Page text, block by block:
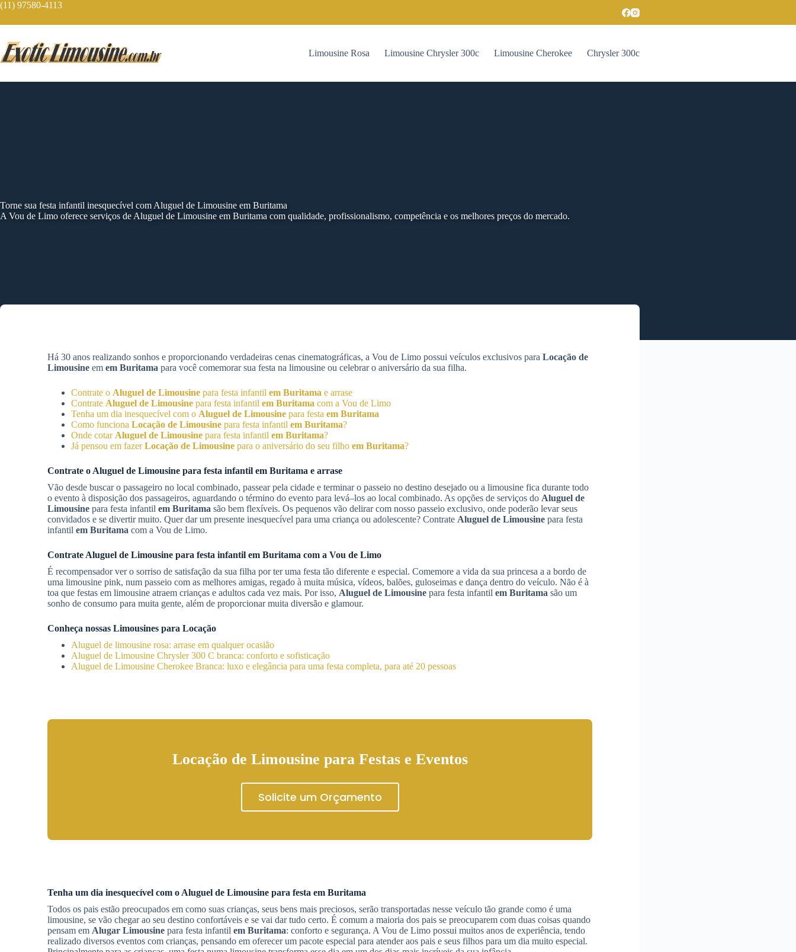
Skip
content
(11) 97580-4113
Limousine Rosa Limousine Chrysler 300c Limousine Cherokee Chrysler 300c
Torne sua festa infantil inesquecível com Aluguel de Limousine em Buritama
A Vou de Limo oferece serviços de Aluguel de Limousine em Buritama com qualidade, profissionalismo, competência e os melhores preços do mercado.
Há 30 anos realizando sonhos e proporcionando verdadeiras cenas cinematográficas, a Vou de Limo possui veículos exclusivos para Locação de
Limousine em em Buritama para você comemorar sua festa na limousine ou celebrar o aniversário da sua filha.
Contrate o Aluguel de Limousine para festa infantil em Buritama e arrase
Contrate Aluguel de Limousine para festa infantil em Buritama com a Vou de Limo
Tenha um dia inesquecível com o Aluguel de Limousine para festa em Buritama
Como funciona Locação de Limousine para festa infantil em Buritama?
Onde cotar Aluguel de Limousine para festa infantil em Buritama?
Já pensou em fazerLocação de Limousine para o aniversário do seu filho em Buritama?
Contrate o Aluguel de Limousine para festa infantil em Buritama e arrase
Vão desde buscar o passageiro no local combinado, passear pela cidade e terminar o passeio no destino desejado ou a limousine fica durante todo
o evento à disposição dos passageiros, aguardando o término do evento para levá–los ao local combinado. As opções de serviços do Aluguel de
Limousine para festa infantil em Buritama são bem flexíveis. Os pequenos vão delirar com nosso passeio exclusivo, onde poderão levar seus
convidados e se divertir muito. Quer dar um presente inesquecível para uma criança ou adolescente? Contrate Aluguel de Limousine para festa
infantil em Buritama com a Vou de Limo.
Contrate Aluguel de Limousine para festa infantil em Buritama com a Vou de Limo
É recompensador ver o sorriso de satisfação da sua filha por ter uma festa tão diferente e especial. Comemore a vida da sua princesa a a bordo de
uma limousine pink, num passeio com as melhores amigas, regado à muita música, vídeos, balões, guloseimas e dança dentro do veículo. Não é à
toa que festas em limousine atraem crianças e adultos cada vez mais. Por isso, Aluguel de Limousine para festa infantil em Buritama são um
sonho de consumo para muita gente, além de proporcionar muita diversão e glamour.
Conheça nossas Limousines para Locação
Aluguel de limousine rosa: arrase em qualquer ocasião
Aluguel de Limousine Chrysler 300 C branca: conforto e sofisticação
Aluguel de Limousine Cherokee Branca: luxo e elegância para uma festa completa, para até 20 pessoas
Locação de Limousine para Festas e Eventos
Solicite um Orçamento
Tenha um dia inesquecível com o Aluguel de Limousine para festa em Buritama
Todos os pais estão preocupados em como suas crianças, seus bens mais preciosos, serão transportadas nesse veículo tão grande como é uma
limousine, se vão chegar ao seu destino confortáveis e se vai dar tudo certo. É comum a maioria dos pais se preocuparem com duas coisas quando
pensam em Alugar Limousine para festa infantil em Buritama: conforto e segurança. A Vou de Limo possui muitos anos de experiência, tendo
realizado diversos eventos com crianças, pensando em oferecer um pacote especial para atender aos pais e seus filhos para um dia muito especial.